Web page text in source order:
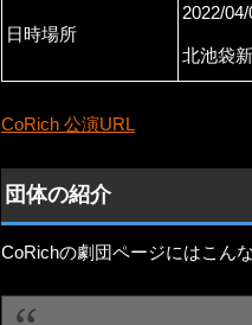
日時場所
2022/
北池袋
CoRich 公演URL
団体の紹介
CoRichの劇団ページにはこん